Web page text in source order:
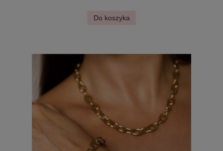
Do koszyka